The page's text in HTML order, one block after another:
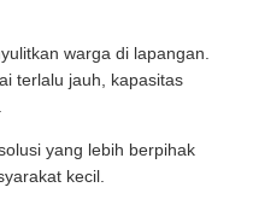
warga di lapangan.
terlalu jauh, kapasitas
yang lebih berpihak
kecil.